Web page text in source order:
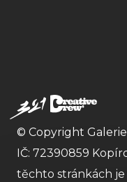
© Copyright Galerie
IČ: 72390859
těchto stránkách